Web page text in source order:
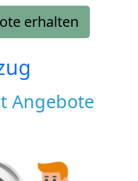
erhalten
Angebote